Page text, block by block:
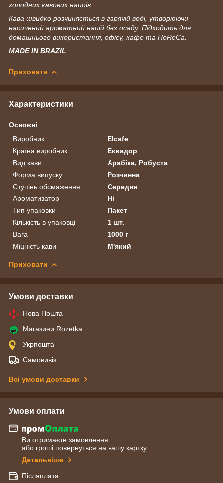
холодних кавових напоїв.
Кава швидко розчиняється в гарячій воді, утворюючи
насичений ароматний напій без осаду. Підходить для
домашнього використання, офісу, кафе та HoReCa.
MADE IN BRAZIL
Приховати
Характеристики
Основні
Виробник
Elcafe
Країна виробник
Еквадор
Вид кави
Арабіка, Робуста
Форма випуску
Розчинна
Ступінь обсмаження
Середня
Ароматизатор
Ні
Тип упаковки
Пакет
Кількість в упаковці
1 шт.
Вага
1000 г
Міцність кави
М'який
Приховати
Умови доставки
Нова Пошта
Магазини Rozetka
Укрпошта
Самовивіз
Всі умови доставки
Умови оплати
Ви отримаєте замовлення
або гроші повернуться на вашу картку
Детальніше
Післяплата